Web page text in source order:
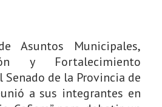
Asuntos Municipales,
y Fortalecimiento
de la Provincia de
a sus integrantes en